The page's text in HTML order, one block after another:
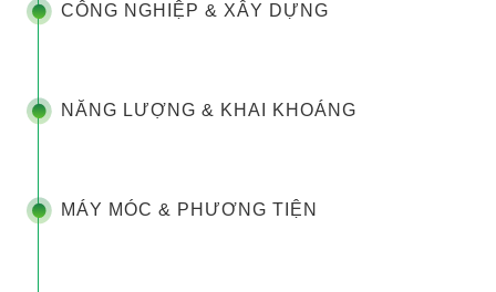
CÔNG NGHIỆP & XÂY DỰNG
NĂNG LƯỢNG & KHAI KHOÁNG
MÁY MÓC & PHƯƠNG TIỆN